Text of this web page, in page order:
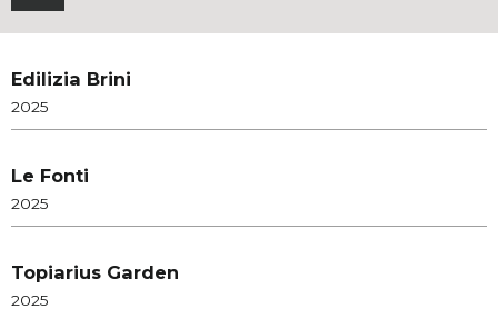
Edilizia Brini
2025
Le Fonti
2025
Topiarius Garden
2025